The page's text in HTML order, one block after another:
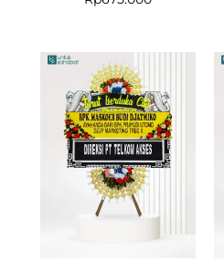
was:
Rp849.000.
is:
Rp825.000.